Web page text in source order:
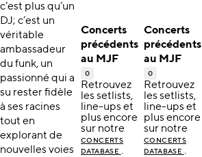
c’est plus qu’un
DJ; c’est un
véritable
ambassadeur
du funk, un
passionné qui a
su rester fidèle
à ses racines
tout en
explorant de
nouvelles voies
Concerts
précédents
au MJF
0
Retrouvez
les setlists,
line-ups et
plus encore
sur notre
CONCERTS
DATABASE .
Concerts
précédents
au MJF
0
Retrouvez
les setlists,
line-ups et
plus encore
sur notre
CONCERTS
DATABASE .